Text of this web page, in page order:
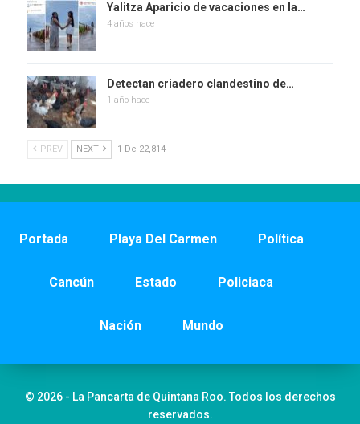
Yalitza Aparicio de vacaciones en la…
4 años hace
Detectan criadero clandestino de…
1 año hace
PREV NEXT 1 De 22,814
Portada Playa Del Carmen Política
Cancún Estado Policiaca
Nación Mundo
© 2026 - La Pancarta de Quintana Roo. Todos los derechos
reservados.